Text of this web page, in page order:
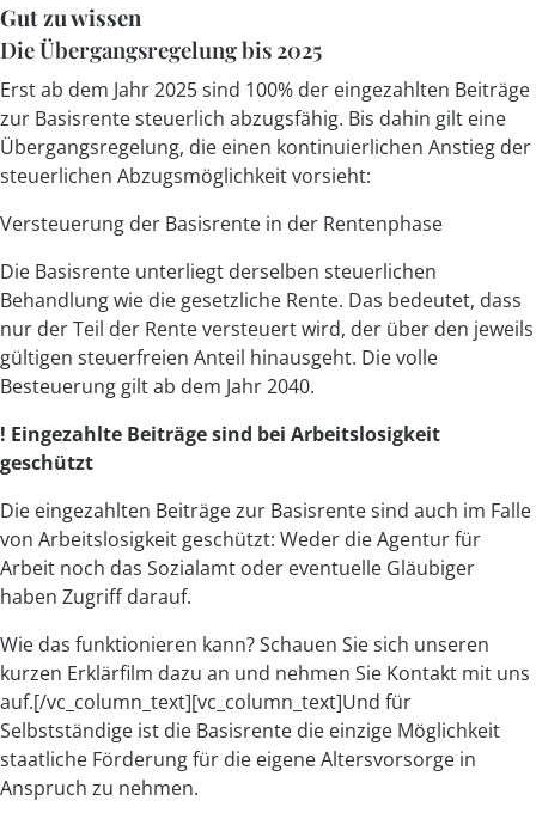
Gut zu wissen
Die Übergangsregelung bis 2025
Erst ab dem Jahr 2025 sind 100% der eingezahlten Beiträge
zur Basisrente steuerlich abzugsfähig. Bis dahin gilt eine
Übergangsregelung, die einen kontinuierlichen Anstieg der
steuerlichen Abzugsmöglichkeit vorsieht:
Versteuerung der Basisrente in der Rentenphase
Die Basisrente unterliegt derselben steuerlichen
Behandlung wie die gesetzliche Rente. Das bedeutet, dass
nur der Teil der Rente versteuert wird, der über den jeweils
gültigen steuerfreien Anteil hinausgeht. Die volle
Besteuerung gilt ab dem Jahr 2040.
! Eingezahlte Beiträge sind bei Arbeitslosigkeit
geschützt
Die eingezahlten Beiträge zur Basisrente sind auch im Falle
von Arbeitslosigkeit geschützt: Weder die Agentur für
Arbeit noch das Sozialamt oder eventuelle Gläubiger
haben Zugriff darauf.
Wie das funktionieren kann? Schauen Sie sich unseren
kurzen Erklärfilm dazu an und nehmen Sie Kontakt mit uns
auf.[/vc_column_text][vc_column_text]Und für
Selbstständige ist die Basisrente die einzige Möglichkeit
staatliche Förderung für die eigene Altersvorsorge in
Anspruch zu nehmen.